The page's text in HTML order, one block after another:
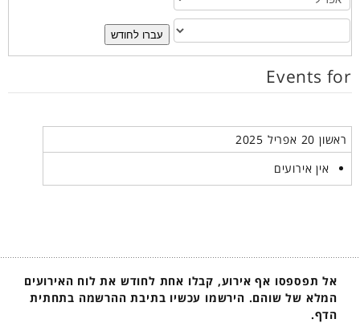
עברו לחודש
Events for
ראשון 20 אפריל 2025
אין אירועים
אל תפספסו אף אירוע, קבלו אחת לחודש את לוח האירועים
המלא של שוהם. הירשמו עכשיו בתיבת ההרשמה בתחתית
הדף.